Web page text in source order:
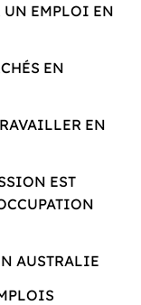
UN EMPLOI EN
EN
EN
EST
AUSTRALIE